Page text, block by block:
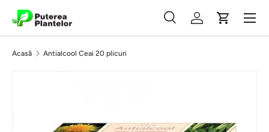
Vezi conținutul
Căutare
CăutareAutentificare
Coș
Meniu
Acasă Antialcool Ceai 20 plicuri